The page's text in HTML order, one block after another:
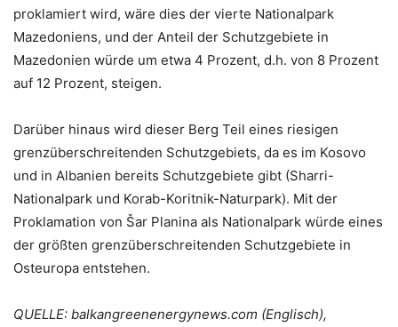
proklamiert wird, wäre dies der vierte Nationalpark
Mazedoniens, und der Anteil der Schutzgebiete in
Mazedonien würde um etwa 4 Prozent, d.h. von 8 Prozent
auf 12 Prozent, steigen.
Darüber hinaus wird dieser Berg Teil eines riesigen
grenzüberschreitenden Schutzgebiets, da es im Kosovo
und in Albanien bereits Schutzgebiete gibt (Sharri-
Nationalpark und Korab-Koritnik-Naturpark). Mit der
Proklamation von Šar Planina als Nationalpark würde eines
der größten grenzüberschreitenden Schutzgebiete in
Osteuropa entstehen.
QUELLE: balkangreenenergynews.com (Englisch),